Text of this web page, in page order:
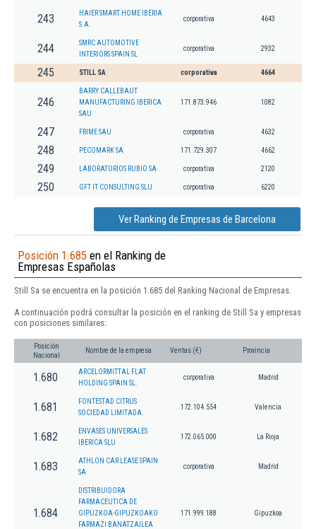
243
HAIER SMART HOME IBERIA
S.A.
corporativa 4643
244
SMRC AUTOMOTIVE
INTERIORS SPAIN SL
corporativa 2932
245 STILL SA corporativa 4664
246
BARRY CALLEBAUT
MANUFACTURING IBERICA
SAU
171.873.946 1082
247 FRIME SAU corporativa 4632
248 PECOMARK SA 171.729.307 4662
249 LABORATORIOS RUBIO SA corporativa 2120
250 GFT IT CONSULTING SLU corporativa 6220
Ver Ranking de Empresas de Barcelona
Posición 1.685 en el Ranking de
Empresas Españolas
Still Sa se encuentra en la posición 1.685 del Ranking Nacional de Empresas.
A continuación podrá consultar la posición en el ranking de Still Sa y empresas
con posiciones similares:
Posición
Nacional
Nombre de la empresa Ventas (€) Provincia
1.680
ARCELORMITTAL FLAT
HOLDING SPAIN SL.
corporativa Madrid
1.681
FONTESTAD CITRUS
SOCIEDAD LIMITADA.
172.104.554 Valencia
1.682
ENVASES UNIVERSALES
IBERICA SLU
172.065.000 La Rioja
1.683
ATHLON CAR LEASE SPAIN
SA
corporativa Madrid
1.684
DISTRIBUIDORA
FARMACEUTICA DE
GIPUZKOA-GIPUZKOAKO
FARMAZI BANATZAILEA
171.999.188 Gipuzkoa